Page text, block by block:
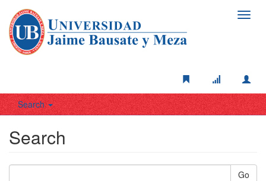
Search
Search
Go